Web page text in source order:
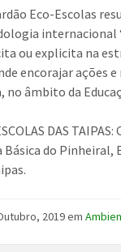
Eco-Escolas
internacional
ou explicita na
encorajar ações
no âmbito da
DAS
Básica do Pinheiral,
2019em